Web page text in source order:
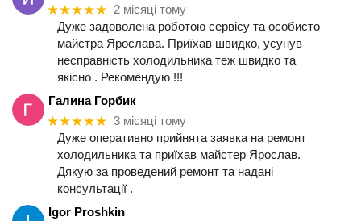
★★★★★ 2 місяці тому
Дуже задоволена роботою сервісу та особисто
майстра Ярослава. Приїхав швидко, усунув
несправність холодильника теж швидко та
якісно . Рекомендую !!!
Галина Горбик
★★★★★ 3 місяці тому
Дуже оперативно прийнята заявка на ремонт
холодильника та приїхав майстер Ярослав.
Дякую за проведений ремонт та надані
консультації .
Igor Proshkin